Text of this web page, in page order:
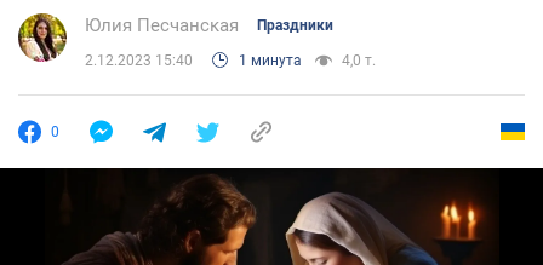
Юлия Песчанская Праздники
2.12.2023 15:40 1 минута 4,0 т.
0